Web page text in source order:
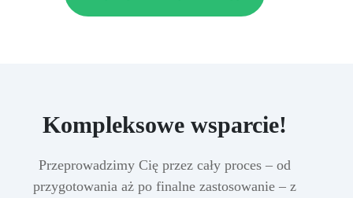
Kompleksowe wsparcie!
Przeprowadzimy Cię przez cały proces – od
przygotowania aż po finalne zastosowanie – z